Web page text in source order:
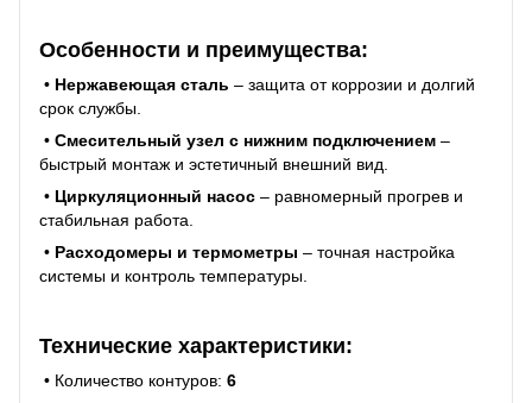
Особенности и преимущества:
• Нержавеющая сталь – защита от коррозии и долгий
срок службы.
• Смесительный узел с нижним подключением –
быстрый монтаж и эстетичный внешний вид.
• Циркуляционный насос – равномерный прогрев и
стабильная работа.
• Расходомеры и термометры – точная настройка
системы и контроль температуры.
Технические характеристики:
• Количество контуров: 6